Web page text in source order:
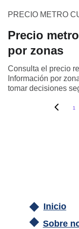
PRECIO METRO
Precio
por zonas
Consulta el precio
Información por
tomar decisiones
1
Inicio
Sobre